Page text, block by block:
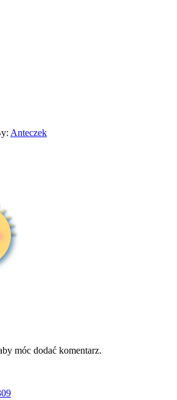
Anteczek
móc dodać komentarz.